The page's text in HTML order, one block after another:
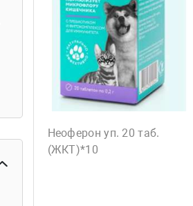
Неоферон уп. 20 таб.
(ЖКТ)*10